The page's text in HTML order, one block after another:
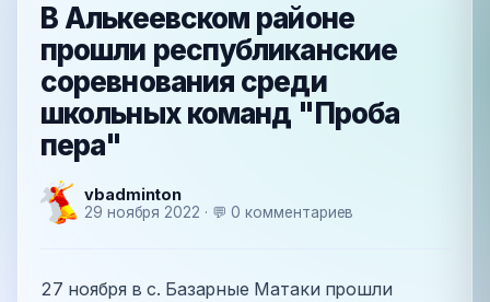
В Алькеевском районе
прошли республиканские
соревнования среди
школьных команд "Проба
пера"
vbadminton
29 ноября 2022 · 💬 0 комментариев
27 ноября в с. Базарные Матаки прошли